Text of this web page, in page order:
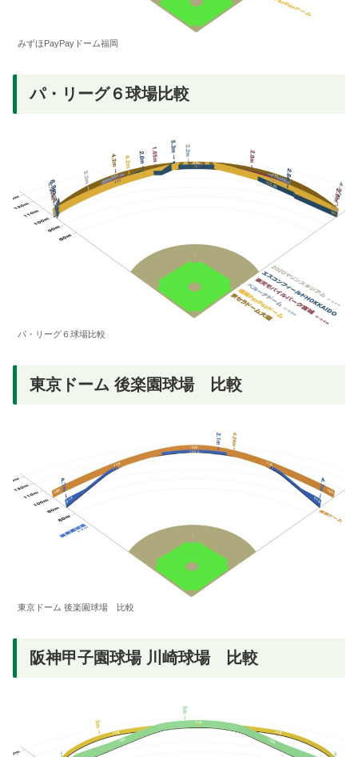
みずほPayPayドーム福岡
パ・リーグ６球場比較
パ・リーグ６球場比較
東京ドーム 後楽園球場 比較
東京ドーム 後楽園球場 比較
阪神甲子園球場 川崎球場 比較